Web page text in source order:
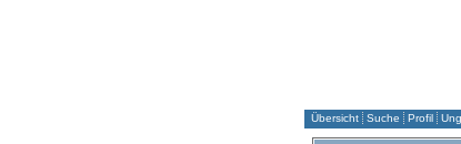
Übersicht Suche Profil